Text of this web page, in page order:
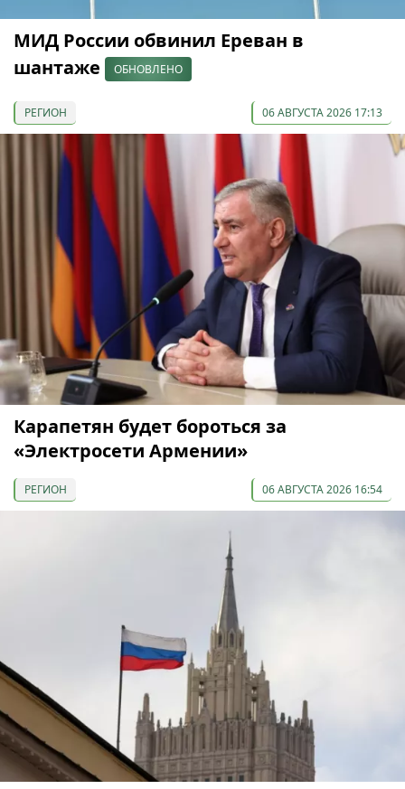
МИД России обвинил Ереван в
шантаже
ОБНОВЛЕНО
РЕГИОН 06 АВГУСТА 2026 17:13
Карапетян будет бороться за
«Электросети Армении»
РЕГИОН 06 АВГУСТА 2026 16:54